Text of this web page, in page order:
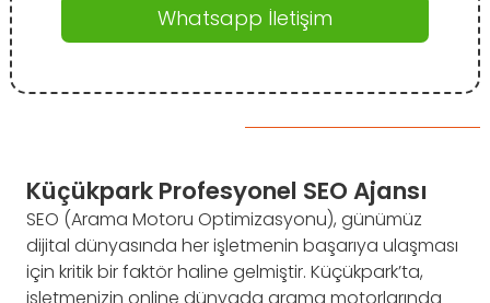
Whatsapp İletişim
Küçükpark Profesyonel SEO Ajansı
SEO (Arama Motoru Optimizasyonu), günümüz
dijital dünyasında her işletmenin başarıya ulaşması
için kritik bir faktör haline gelmiştir. Küçükpark’ta,